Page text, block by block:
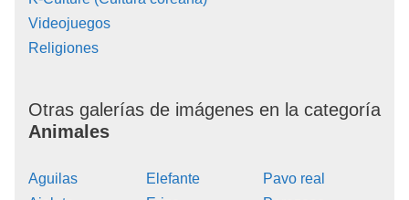
Videojuegos
Religiones
Otras galerías de imágenes en la categoría
Animales
Aguilas
Elefante
Pavo real